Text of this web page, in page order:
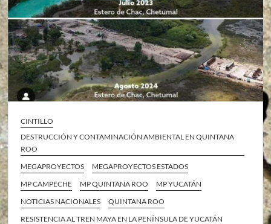
CINTILLO
DESTRUCCIÓN Y CONTAMINACIÓN AMBIENTAL EN QUINTANA
ROO
MEGAPROYECTOS
MEGAPROYECTOS ESTADOS
MP CAMPECHE
MP QUINTANA ROO
MP YUCATÁN
NOTICIAS NACIONALES
QUINTANA ROO
RESISTENCIA AL TREN MAYA EN LA PENÍNSULA DE YUCATÁN